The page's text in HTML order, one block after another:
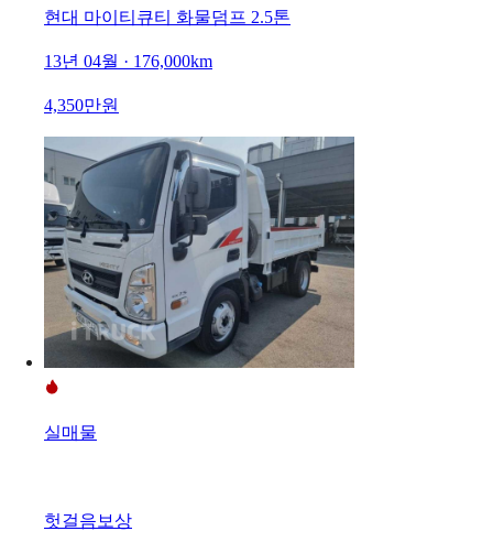
현대 마이티큐티 화물덤프 2.5톤
13년 04월 · 176,000km
4,350만원
실매물
헛걸음보상